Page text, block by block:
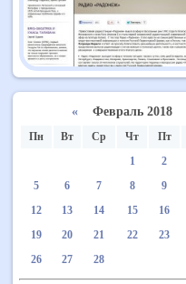
« Февраль 2018
Пн Вт Ср Чт Пт
1
2
5
6 7 8 9
12
13 14 15 16
19
20 21 22 23
26
27 28